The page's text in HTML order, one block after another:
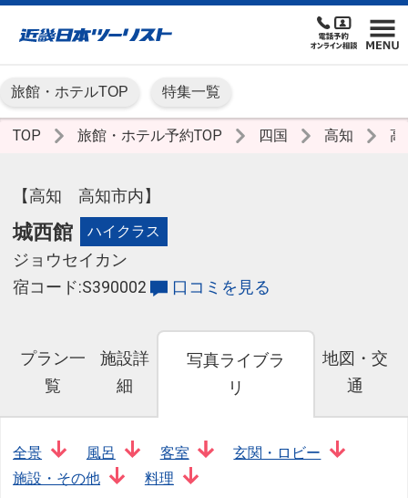
旅館・ホテルTOP 特集一覧
TOP 旅館・ホテル予約TOP 四国 高知
【高知 高知市内】
城西館 ハイクラス
ジョウセイカン
宿コード:S390002
口コミを見る
プラン一
覧
施設詳
細
写真ライブラ
リ
地図・交
通
全景 風呂 客室
玄関・ロビー
施設・その他
料理